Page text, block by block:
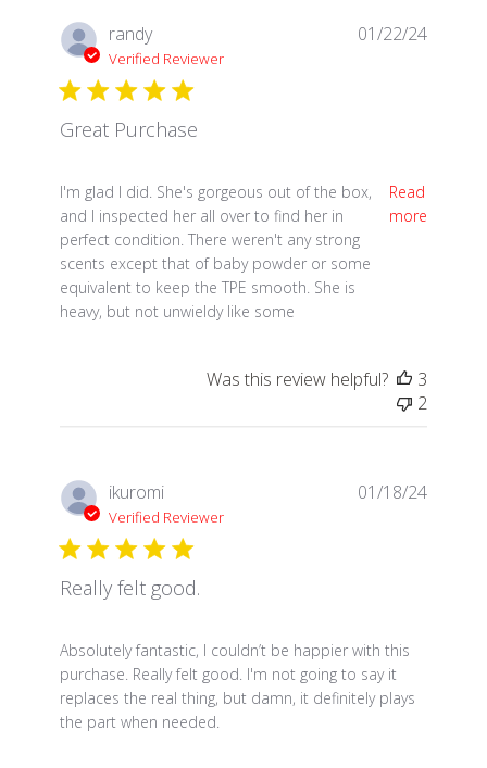
randy
Verified Reviewer
Great Purchase
I'm glad I did. She's gorgeous out of the box,
and I inspected her all over to find her in
perfect condition. There weren't any strong
scents except that of baby powder or some
equivalent to keep the TPE smooth. She is
heavy, but not unwieldy like some
Read
more
read more about review content I'm glad I did.
01/22/24
Was this review helpful?
3
2
ikuromi
Verified Reviewer
Really felt good.
Absolutely fantastic, I couldn’t be happier with this
purchase. Really felt good. I'm not going to say it
replaces the real thing, but damn, it definitely plays
the part when needed.
read more about review content Absolutely
01/18/24